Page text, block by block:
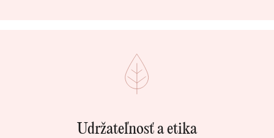
Udržateľnosť a etika